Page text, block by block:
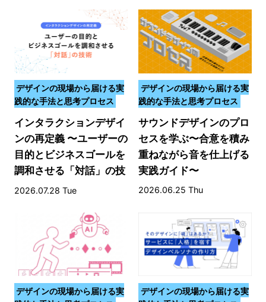
デザインの現場から届ける実
践的な手法と思考プロセス
インタラクションデザイ
ンの再定義 〜ユーザーの
目的とビジネスゴールを
調和させる「対話」の技
術〜
2026.07.28 Tue
デザインの現場から届ける実
践的な手法と思考プロセス
サウンドデザインのプロ
セスを学ぶ〜合意を積み
重ねながら音を仕上げる
実践ガイド〜
2026.06.25 Thu
デザインの現場から届ける実
デザインの現場から届ける実